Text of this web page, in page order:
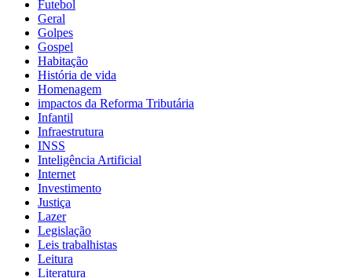
Futebol
Geral
Golpes
Gospel
Habitação
História de vida
Homenagem
impactos da Reforma Tributária
Infantil
Infraestrutura
INSS
Inteligência Artificial
Internet
Investimento
Justiça
Lazer
Legislação
Leis trabalhistas
Leitura
Literatura